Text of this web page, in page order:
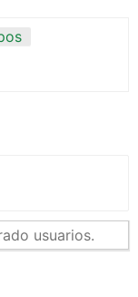
usuarios.